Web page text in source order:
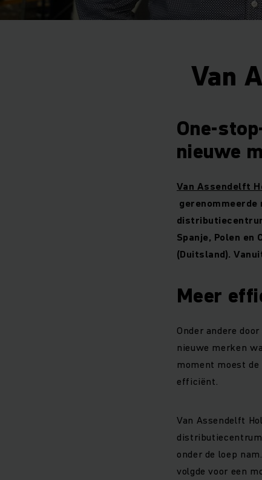
Van
One-
nieuwe
Van Assendelft
gerenommeerde
Spanje, Polen en
(Duitsland).
Meer
Onder andere
nieuwe merken
moment moest
efficiënt.
Van Assendelft
onder de loep
volgde voor een